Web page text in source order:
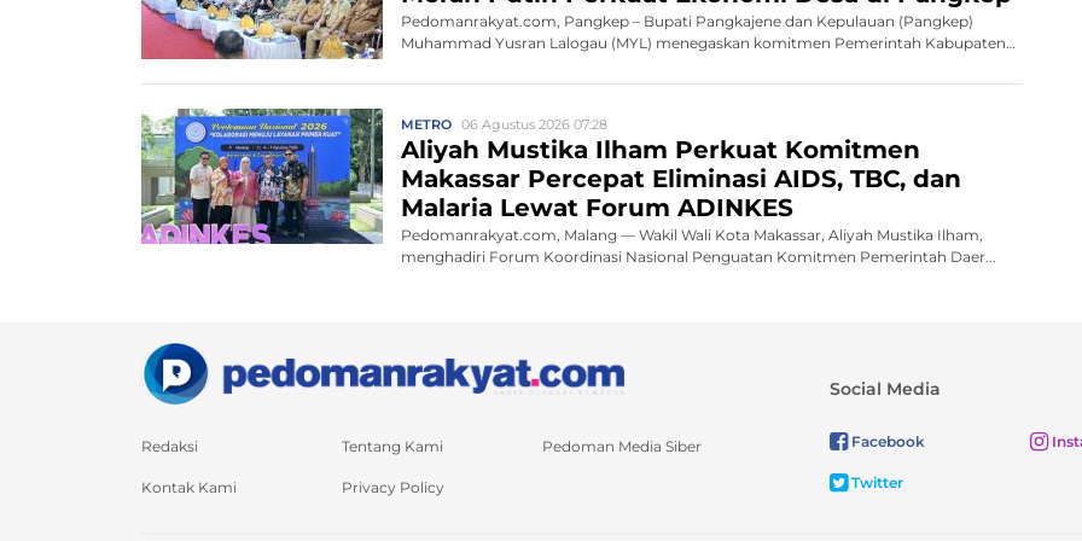
Pedomanrakyat.com, Pangkep – Bupati Pangkajene dan Kepulauan (Pangkep)
Muhammad Yusran Lalogau (MYL) menegaskan komitmen Pemerintah Kabupaten
METRO 06 Agustus 2026 07:28
Aliyah Mustika Ilham Perkuat Komitmen
Makassar Percepat Eliminasi AIDS, TBC, dan
Malaria Lewat Forum ADINKES
Pedomanrakyat.com, Malang — Wakil Wali Kota Makassar, Aliyah Mustika Ilham,
menghadiri Forum Koordinasi Nasional Penguatan Komitmen Pemerintah Daer...
Redaksi Tentang Kami Pedoman Media Siber
Kontak Kami Privacy Policy
Social Media
Facebook
Twitter